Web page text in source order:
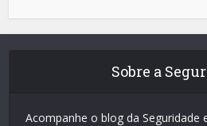
Sobre a
Acompanhe o blog da Seguridade